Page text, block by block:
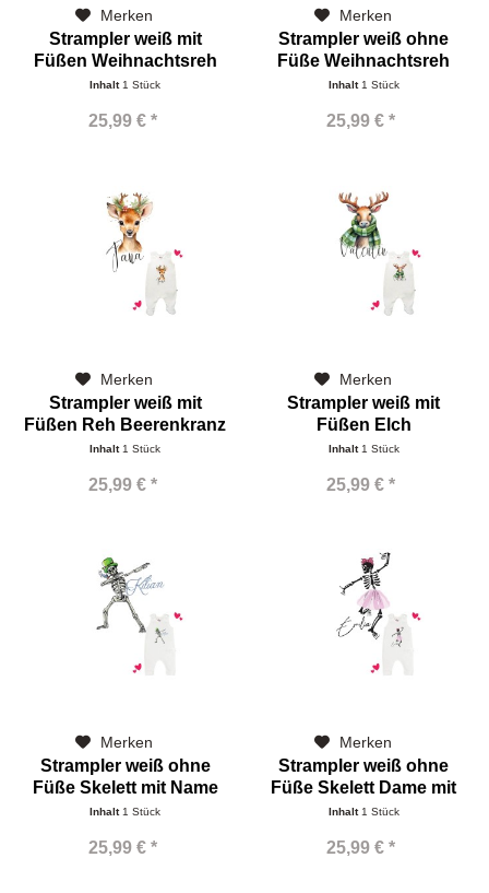
Merken
Strampler weiß mit
Füßen Weihnachtsreh
Inhalt 1 Stück
25,99 € *
Merken
Strampler weiß ohne
Füße Weihnachtsreh
Inhalt 1 Stück
25,99 € *
Merken
Strampler weiß mit
Füßen Reh Beerenkranz
Inhalt 1 Stück
25,99 € *
Merken
Strampler weiß mit
Füßen Elch
Inhalt 1 Stück
25,99 € *
Merken
Strampler weiß ohne
Füße Skelett mit Name
Inhalt1 Stück
25,99 € *
Merken
Strampler weiß ohne
Füße Skelett Dame mit
Name
Inhalt1 Stück
25,99 € *